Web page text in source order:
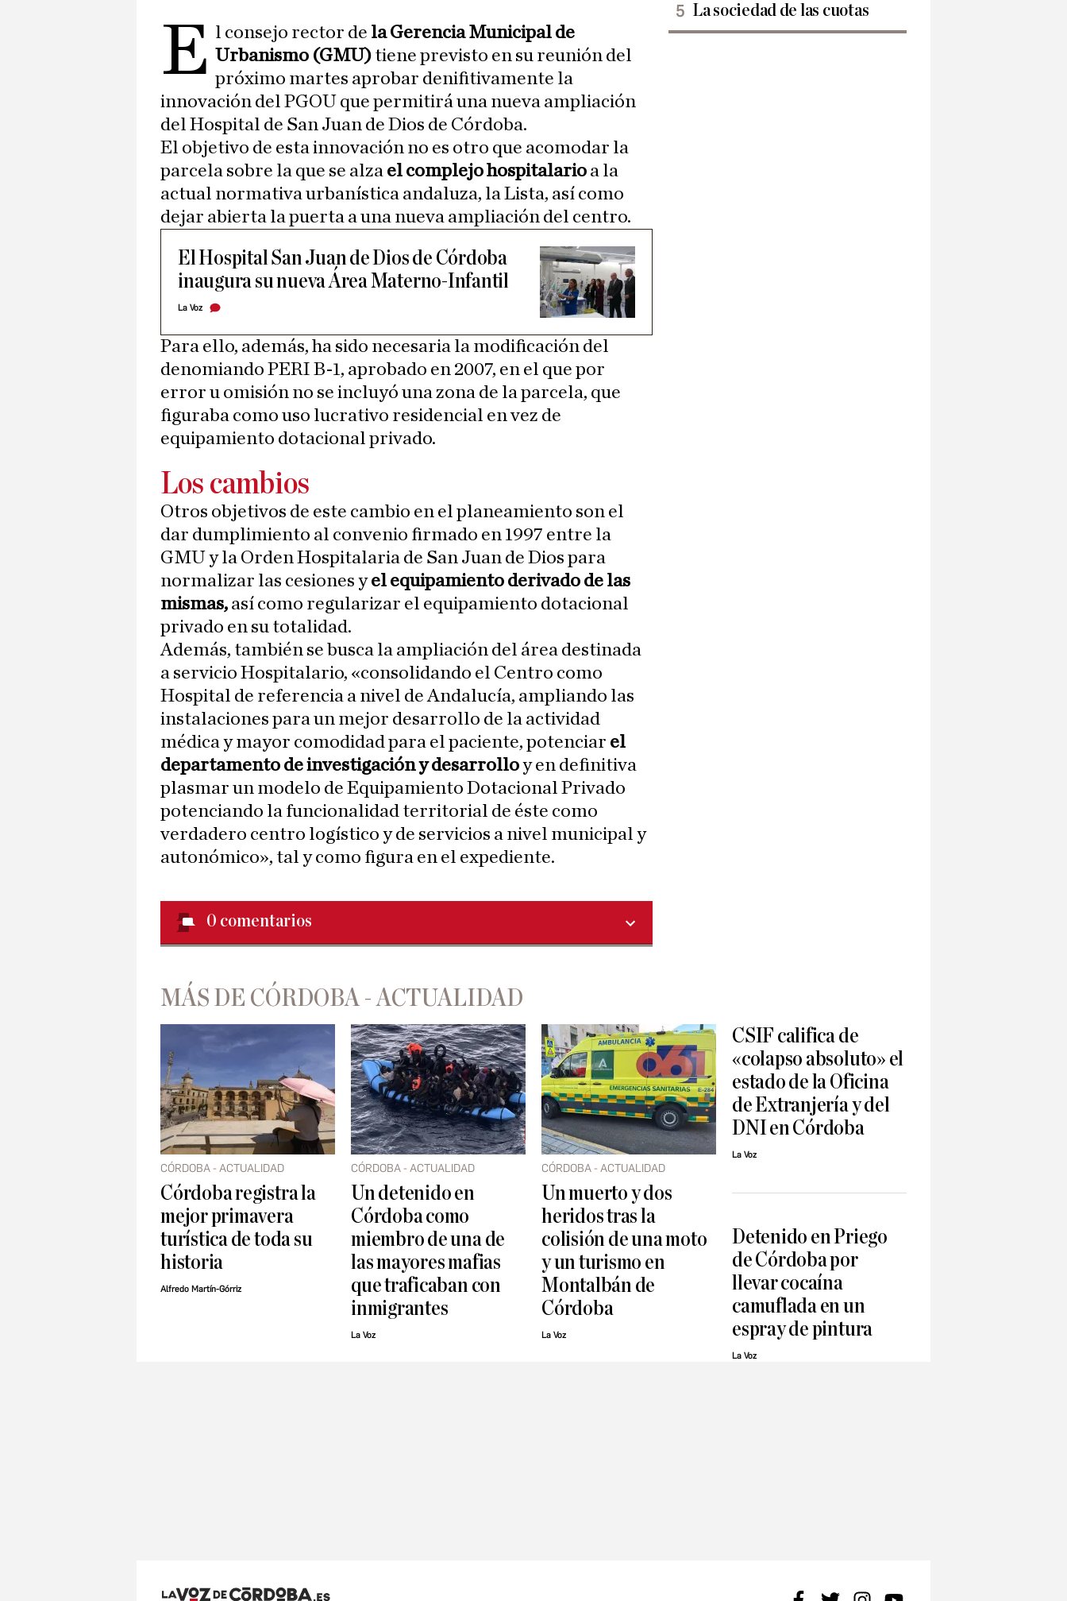
E l consejo rector de la Gerencia Municipal de
Urbanismo (GMU) tiene previsto en su reunión del
próximo martes aprobar denifitivamente la
innovación del PGOU que permitirá una nueva ampliación
del Hospital de San Juan de Dios de Córdoba.
El objetivo de esta innovación no es otro que acomodar la
parcela sobre la que se alza el complejo hospitalario a la
actual normativa urbanística andaluza, la Lista, así como
dejar abierta la puerta a una nueva ampliación del centro.
El Hospital San Juan de Dios de Córdoba
inaugura su nueva Área Materno-Infantil
La Voz
Para ello, además, ha sido necesaria la modificación del
denomiando PERI B-1, aprobado en 2007, en el que por
error u omisión no se incluyó una zona de la parcela, que
figuraba como uso lucrativo residencial en vez de
equipamiento dotacional privado.
Los cambios
Otros objetivos de este cambio en el planeamiento son el
dar dumplimiento al convenio firmado en 1997 entre la
GMU y la Orden Hospitalaria de San Juan de Dios para
normalizar las cesiones yel equipamiento derivado de las
mismas, así como regularizar el equipamiento dotacional
privado en su totalidad.
Además, también se busca la ampliación del área destinada
a servicio Hospitalario, «consolidando el Centro como
Hospital de referencia a nivel de Andalucía, ampliando las
instalaciones para un mejor desarrollo de la actividad
médica y mayor comodidad para el paciente, potenciar el
departamento de investigación y desarrolloy en definitiva
plasmar un modelo de Equipamiento Dotacional Privado
potenciando la funcionalidad territorial de éste como
verdadero centro logístico y de servicios a nivel municipal y
autonómico», tal y como figura en el expediente.
0 comentarios
La sociedad de las cuotas
MÁS DE CÓRDOBA - ACTUALIDAD
CÓRDOBA - ACTUALIDAD
Córdoba registra la
mejor primavera
turística de toda su
historia
Alfredo Martín-Górriz
CÓRDOBA - ACTUALIDAD
Un detenido en
Córdoba como
miembro de una de
las mayores mafias
que traficaban con
inmigrantes
La Voz
CÓRDOBA - ACTUALIDAD
Un muerto y dos
heridos tras la
colisión de una moto
y un turismo en
Montalbán de
Córdoba
La Voz
CSIF califica de
«colapso absoluto» el
estado de la Oficina
de Extranjería y del
DNI en Córdoba
La Voz
Detenido en Priego
de Córdoba por
llevar cocaína
camuflada en un
espray de pintura
La Voz